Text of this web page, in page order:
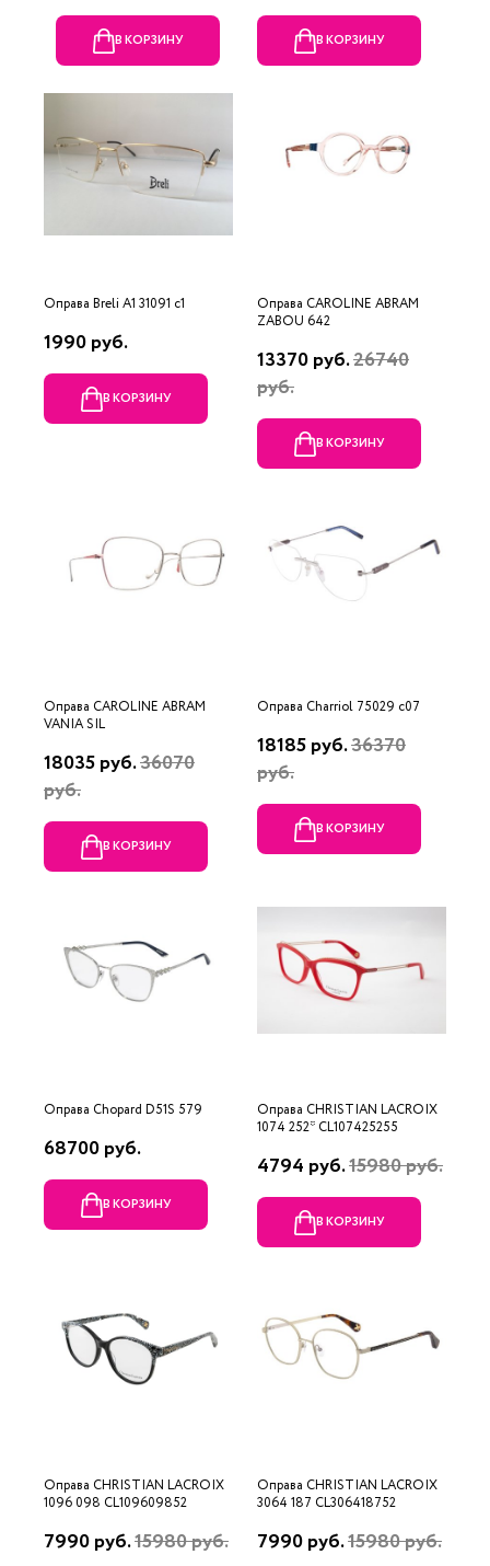
В КОРЗИНУ В КОРЗИНУ
Оправа Breli A1 31091 c1
1990 руб.
В КОРЗИНУ
Оправа CAROLINE ABRAM
ZABOU 642
13370 руб.26740
руб.
В КОРЗИНУ
Оправа CAROLINE ABRAM
VANIA SIL
18035 руб.36070
руб.
В КОРЗИНУ
Оправа Charriol 75029 c07
18185 руб.36370
руб.
В КОРЗИНУ
Оправа Chopard D51S 579
68700 руб.
В КОРЗИНУ
Оправа CHRISTIAN LACROIX
1074 252* CL107425255
4794 руб.15980 руб.
В КОРЗИНУ
Оправа CHRISTIAN LACROIX
1096 098 CL109609852
7990 руб.15980 руб.
Оправа CHRISTIAN LACROIX
3064 187 CL306418752
7990 руб.15980 руб.